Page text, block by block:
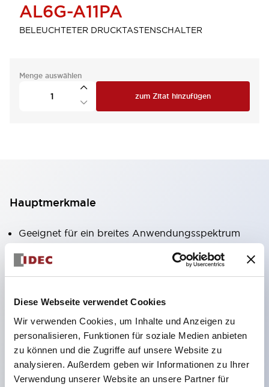
Diese Webseite verwendet Cookies
Wir verwenden Cookies, um Inhalte und Anzeigen zu
personalisieren, Funktionen für soziale Medien anbieten
zu können und die Zugriffe auf unsere Website zu
analysieren. Außerdem geben wir Informationen zu Ihrer
Verwendung unserer Website an unsere Partner für
AL6G-A11PA
BELEUCHTETER DRUCKTASTENSCHALTER
Menge auswählen
zum Zitat hinzufügen
Hauptmerkmale
Geeignet für ein breites Anwendungsspektrum
von der Konsumelektronik bis zum FA-Bereich
LED-Beleuchtungseinheit mit integriertem
LED-Lampenkörper
Schutzarten IP40 und IP65 vollständig verfügbar
(IEC 60529)
UL- und CSA-zertifiziert. Entspricht EN (Europa)
Normen. CCC-zertifiziert (außer Anzeigeleuchten).